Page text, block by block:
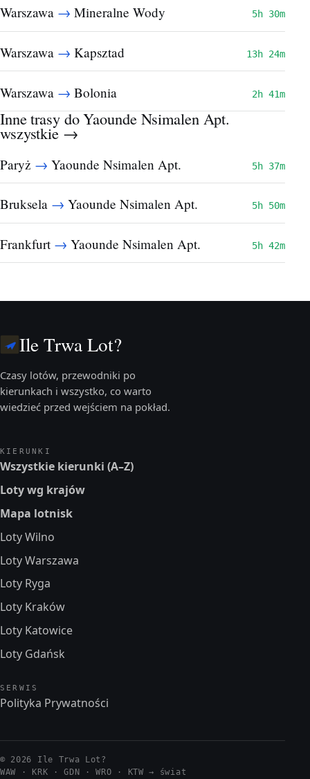
Warszawa → Mineralne Wody 5h 30m
Warszawa → Kapsztad 13h 24m
Warszawa → Bolonia 2h 41m
Inne trasy do Yaounde Nsimalen Apt.
wszystkie →
Paryż → Yaounde Nsimalen Apt. 5h 37m
Bruksela → Yaounde Nsimalen Apt. 5h 50m
Frankfurt → Yaounde Nsimalen Apt. 5h 42m
Ile Trwa Lot?
Czasy lotów, przewodniki po
kierunkach i wszystko, co warto
wiedzieć przed wejściem na pokład.
KIERUNKI
Wszystkie kierunki (A–Z)
Loty wg krajów
Mapa lotnisk
Loty Wilno
Loty Warszawa
Loty Ryga
Loty Kraków
Loty Katowice
Loty Gdańsk
SERWIS
Polityka Prywatności
© 2026 Ile Trwa Lot?
WAW · KRK · GDN · WRO · KTW → świat